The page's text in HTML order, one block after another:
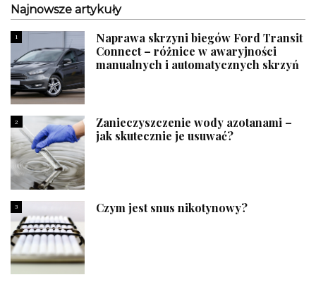
Najnowsze artykuły
1
Naprawa skrzyni biegów Ford Transit
Connect – różnice w awaryjności
manualnych i automatycznych skrzyń
2
Zanieczyszczenie wody azotanami –
jak skutecznie je usuwać?
3 Czym jest snus nikotynowy?